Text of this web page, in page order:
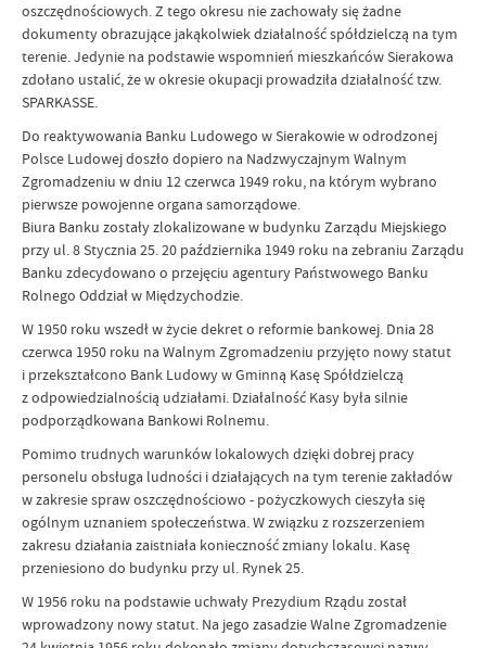
oszczędnościowych. Z tego okresu nie zachowały się żadne
dokumenty obrazujące jakąkolwiek działalność spółdzielczą na tym
terenie. Jedynie na podstawie wspomnień mieszkańców Sierakowa
zdołano ustalić, że w okresie okupacji prowadziła działalność tzw.
SPARKASSE.
Do reaktywowania Banku Ludowego w Sierakowie w odrodzonej
Polsce Ludowej doszło dopiero na Nadzwyczajnym Walnym
Zgromadzeniu w dniu 12 czerwca 1949 roku, na którym wybrano
pierwsze powojenne organa samorządowe.
Biura Banku zostały zlokalizowane w budynku Zarządu Miejskiego
przy ul. 8 Stycznia 25. 20 października 1949 roku na zebraniu Zarządu
Banku zdecydowano o przejęciu agentury Państwowego Banku
Rolnego Oddział w Międzychodzie.
W 1950 roku wszedł w życie dekret o reformie bankowej. Dnia 28
czerwca 1950 roku na Walnym Zgromadzeniu przyjęto nowy statut
i przekształcono Bank Ludowy w Gminną Kasę Spółdzielczą
z odpowiedzialnością udziałami. Działalność Kasy była silnie
podporządkowana Bankowi Rolnemu.
Pomimo trudnych warunków lokalowych dzięki dobrej pracy
personelu obsługa ludności i działających na tym terenie zakładów
w zakresie spraw oszczędnościowo - pożyczkowych cieszyła się
ogólnym uznaniem społeczeństwa. W związku z rozszerzeniem
zakresu działania zaistniała konieczność zmiany lokalu. Kasę
przeniesiono do budynku przy ul. Rynek 25.
W 1956 roku na podstawie uchwały Prezydium Rządu został
wprowadzony nowy statut. Na jego zasadzie Walne Zgromadzenie